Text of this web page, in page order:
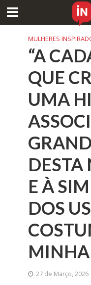
MULHERES
“A
QUE
UMA
DESTA
E À
DOS
MINHA
27 de Março, 2026